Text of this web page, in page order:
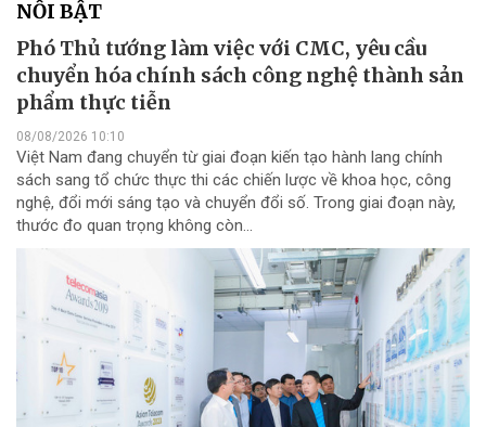
NỔI BẬT
Phó Thủ tướng làm việc với CMC, yêu cầu
chuyển hóa chính sách công nghệ thành sản
phẩm thực tiễn
08/08/2026 10:10
Việt Nam đang chuyển từ giai đoạn kiến tạo hành lang chính
sách sang tổ chức thực thi các chiến lược về khoa học, công
nghệ, đổi mới sáng tạo và chuyển đổi số. Trong giai đoạn này,
thước đo quan trọng không còn...